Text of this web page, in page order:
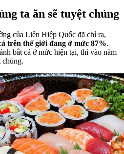
ta ăn sẽ tuyệt chủng
của Liên Hiệp Quốc đã chỉ ra,
trên thế giới đang ở mức 87%.
bắt cá ở mức hiện tại, thì vào năm
chủng.